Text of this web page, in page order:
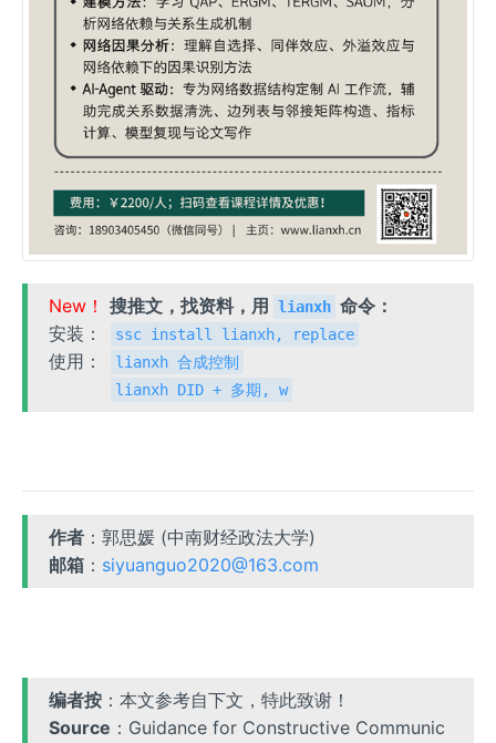
New！ 搜推文，找资料，用 lianxh 命令：
安装：
ssc install lianxh, replace
使用：
lianxh 合成控制
lianxh DID + 多期, w
作者 ：郭思媛 (中南财经政法大学)
邮箱 ： siyuanguo2020@163.com
编者按 ：本文参考自下文，特此致谢！
Source ：Guidance for Constructive Communic